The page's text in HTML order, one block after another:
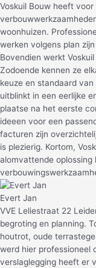
Voskuil Bouw heeft
woonhuizen.
werken volgens plan
Bovendien werkt
Zodoende kennen ze
keuze en standaard
uitblinkt in een eerlijke
plaatse na het eerste
ideeen voor een
facturen zijn
is plezierig. Kortom,
alomvattende
Evert Jan
VVE Leliestraat 22
begroting en planning.
houtrot, oude
werd hier professioneel
verslaglegging heeft er